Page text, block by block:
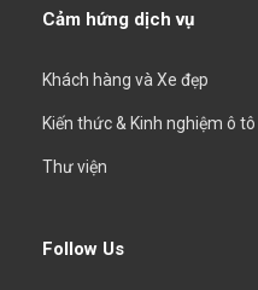
Cảm hứng dịch vụ
Khách hàng và Xe đẹp
Kiến thức & Kinh nghiệm ô tô
Thư viện
Follow Us